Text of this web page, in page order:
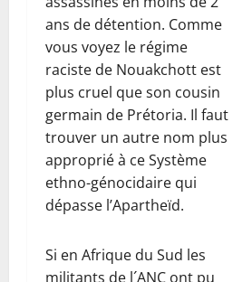
ans de détention. Comme
vous voyez le régime
raciste de Nouakchott est
plus cruel que son cousin
germain de Prétoria. Il faut
trouver un autre nom plus
approprié à ce Système
ethno-génocidaire qui
dépasse l’Apartheïd.
Si en Afrique du Sud les
militants de l´ANC ont pu